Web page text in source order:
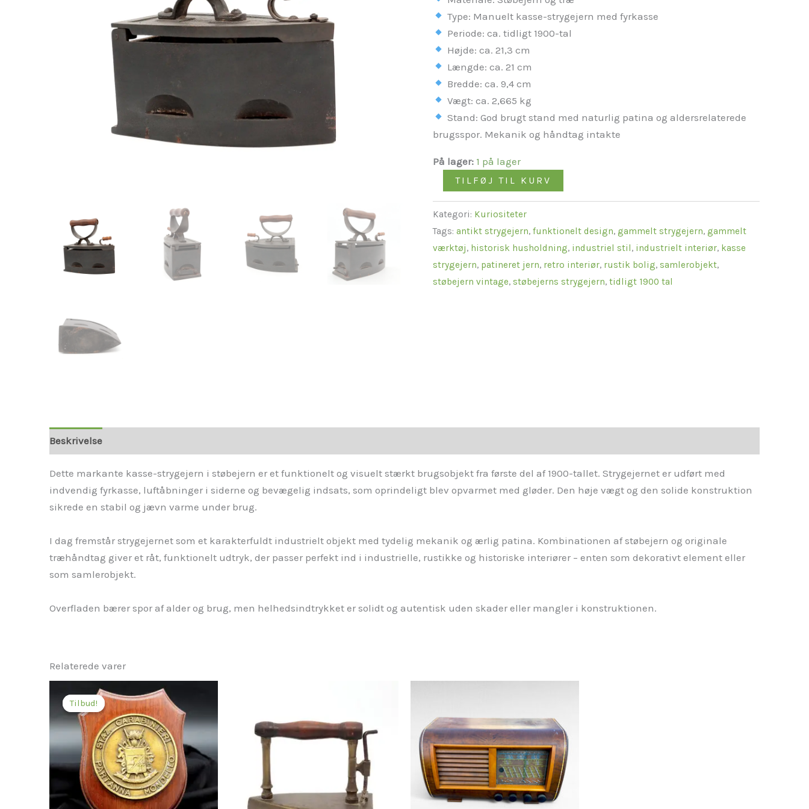
Type: Manuelt kasse-strygejern med fyrkasse
Periode: ca. tidligt 1900-tal
Højde: ca. 21,3 cm
Længde: ca. 21 cm
Bredde: ca. 9,4 cm
Vægt: ca. 2,665 kg
Stand: God brugt stand med naturlig patina og aldersrelaterede
brugsspor. Mekanik og håndtag intakte
På lager: 1 på lager
TILFØJ TIL KURV
Kategori: Kuriositeter
Tags:antikt strygejern,funktionelt design,gammelt strygejern,gammelt
værktøj, historisk husholdning, industriel stil , industrielt interiør, kasse
strygejern, patineret jern, retro interiør, rustik bolig, samlerobjekt,
støbejern vintage, støbejerns strygejern,tidligt 1900 tal
Beskrivelse
Dette markante kasse-strygejern i støbejern er et funktionelt og visuelt stærkt brugsobjekt fra første del af 1900-tallet. Strygejernet er udført med
indvendig fyrkasse, luftåbninger i siderne og bevægelig indsats, som oprindeligt blev opvarmet med gløder. Den høje vægt og den solide konstruktion
sikrede en stabil og jævn varme under brug.
I dag fremstår strygejernet som et karakterfuldt industrielt objekt med tydelig mekanik og ærlig patina. Kombinationen af støbejern og originale
træhåndtag giver et råt, funktionelt udtryk, der passer perfekt ind i industrielle, rustikke og historiske interiører – enten som dekorativt element eller
som samlerobjekt.
Overfladen bærer spor af alder og brug, men helhedsindtrykket er solidt og autentisk uden skader eller mangler i konstruktionen.
Relaterede varer
Tilbud!
Tilbud!
Den
oprindelige
pris
var:
350,00 kr..
aktuelle
pris
er:
175,00 kr..